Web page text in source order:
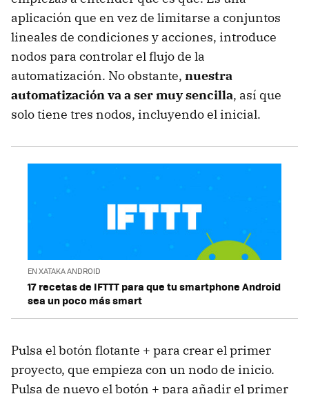
aplicación que en vez de limitarse a conjuntos
lineales de condiciones y acciones, introduce
nodos para controlar el flujo de la
automatización. No obstante, nuestra
automatización va a ser muy sencilla, así que
solo tiene tres nodos, incluyendo el inicial.
EN XATAKA ANDROID
17 recetas de IFTTT para que tu smartphone Android
sea un poco más smart
Pulsa el botón flotante + para crear el primer
proyecto, que empieza con un nodo de inicio.
Pulsa de nuevo el botón + para añadir el primer